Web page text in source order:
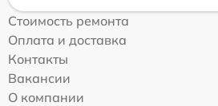
Стоимость ремонта
Оплата и доставка
Контакты
Вакансии
О компании